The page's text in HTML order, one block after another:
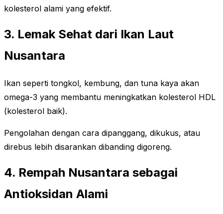
kolesterol alami yang efektif.
3. Lemak Sehat dari Ikan Laut
Nusantara
Ikan seperti tongkol, kembung, dan tuna kaya akan
omega-3 yang membantu meningkatkan kolesterol HDL
(kolesterol baik).
Pengolahan dengan cara dipanggang, dikukus, atau
direbus lebih disarankan dibanding digoreng.
4. Rempah Nusantara sebagai
Antioksidan Alami